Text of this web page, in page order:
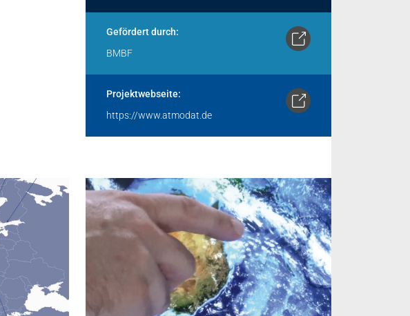
Gefördert durch:
BMBF
Projektwebseite:
https://www.atmodat.de